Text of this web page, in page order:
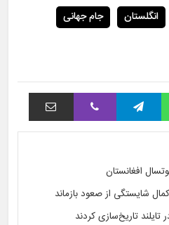
انگلستان
جام جهانی
واتس آپ تلگرام وایبر اشتراک با ایمیل
افغانستان
شایستگی از صعود بازماند
تاریخ‌سازی کردند